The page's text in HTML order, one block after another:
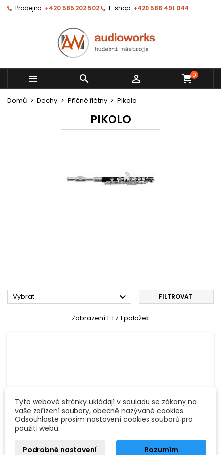
Prodejna: +420 585 202 502 E-shop: +420 588 491 044
   shopping_cart0
Domů Dechy Příčné flétny Pikolo
PIKOLO
Vybrat  FILTROVAT
Zobrazení 1-1 z 1 položek
Tyto webové stránky ukládají v souladu se zákony na
vaše zařízení soubory, obecně nazývané cookies.
Odsouhlaste prosím nastavení cookies souborů pro
použití webu.
Podrobné nastavení Rozumím